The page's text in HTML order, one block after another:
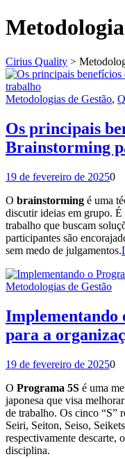
Cirius Quality >
Metodologias de Gestão,
Os principais
Brainstorming
19 de fevereiro de 20250
O brainstorming é uma
discutir ideias em grupo. É
trabalho que buscam
participantes são
sem medo de julgamentos.
Metodologias de Gestão
Implementando
para a
19 de fevereiro de 20250
O Programa 5S é uma
japonesa que visa
de trabalho. Os cinco “S”
Seiri, Seiton, Seiso,
respectivamente descarte,
disciplina.